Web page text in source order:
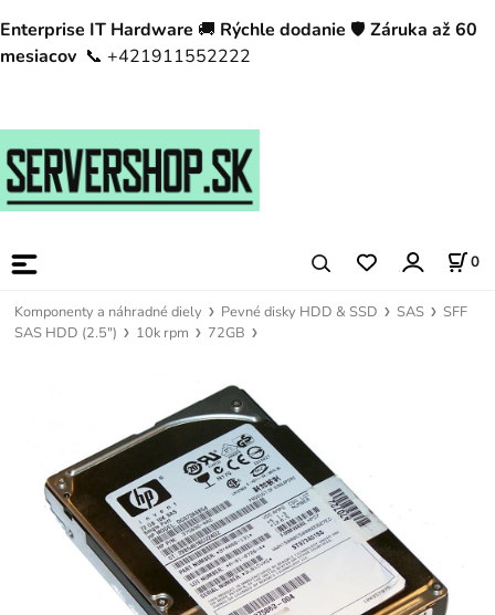
Enterprise IT Hardware 🚚 Rýchle dodanie 🛡️ Záruka až 60
mesiacov 📞 +421911552222
0
Komponenty a náhradné diely Pevné disky HDD & SSD SAS
SFF
SAS HDD (2.5")
10k rpm 72GB